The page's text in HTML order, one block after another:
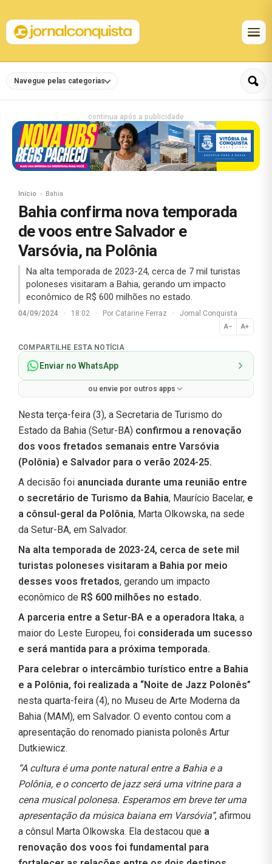
Navegue pelas categorias
continua após a publicidade
Início Bahia
Bahia confirma nova temporada
de voos entre Salvador e
Varsóvia, na Polônia
Na alta temporada de 2023-24, cerca de 7 mil turistas
poloneses visitaram a Bahia, gerando um impacto
econômico de R$ 600 milhões no estado.
04/09/2024 · 18:02 · Por Catarine Ferraz · Jornal Conquista
A− A+
Normal
COMPARTILHE ESTA NOTÍCIA
Enviar no WhatsApp
ou envie por outros apps
Nesta terça-feira (3), a Secretaria de Turismo do
Estado da Bahia (Setur-BA) confirmou a renovação
dos voos fretados semanais entre Varsóvia
(Polônia) e Salvador para o verão 2024-25.
A decisão foi anunciada durante uma reunião entre
o secretário de Turismo da Bahia, Maurício Bacelar, e
a cônsul-geral da Polônia, Marta Olkowska, na sede
da Setur-BA, em Salvador.
Na alta temporada de 2023-24, cerca de sete mil
turistas poloneses visitaram a Bahia por meio
desses voos fretados, gerando um impacto
econômico de R$ 600 milhões no estado.
A parceria entre a Setur-BA e a operadora Itaka, a
maior do Leste Europeu, foi considerada um sucesso
e será mantida para a próxima temporada.
Para celebrar o intercâmbio turístico entre a Bahia
e a Polônia, foi realizada a “Noite de Jazz Polonês”
nesta quarta-feira (4), no Museu de Arte Moderna da
Bahia (MAM), em Salvador. O evento contou com a
apresentação do renomado pianista polonês Artur
Dutkiewicz.
“A cultura é uma ponte natural entre a Bahia e a
Polônia, e o concerto de jazz será uma vitrine para a
cena musical polonesa. Esperamos em breve ter uma
apresentação da música baiana em Varsóvia”, afirmou
a cônsul Marta Olkowska. Ela destacou que a
renovação dos voos foi fundamental para